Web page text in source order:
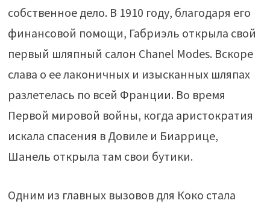
собственное дело. В 1910 году, благодаря его
финансовой помощи, Габриэль открыла свой
первый шляпный салон Chanel Modes. Вскоре
слава о ее лаконичных и изысканных шляпах
разлетелась по всей Франции. Во время
Первой мировой войны, когда аристократия
искала спасения в Довиле и Биаррице,
Шанель открыла там свои бутики.
Одним из главных вызовов для Коко стала